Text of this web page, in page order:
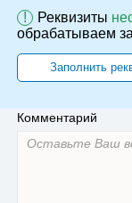
! Реквизиты
обрабатываем
Заполнить
Комментарий